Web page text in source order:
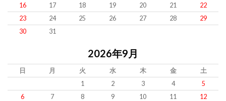
16
17 18 19 20 21
22
23
24 25 26 27 28
29
30
31
2026年9月
日 月 火 水 木 金
土
1
2 3 4
5
6
7 8 9 10 11
12